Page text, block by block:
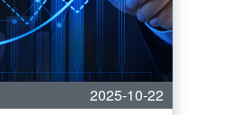
2025-10-22